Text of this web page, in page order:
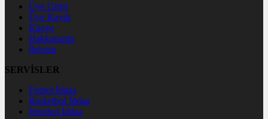
Üye Girişi
Üye Kaydı
Künye
Hakkımızda
İletişim
SERVİSLER
Futbol İddaa
Basketbol İddaa
Hentbol İddaa